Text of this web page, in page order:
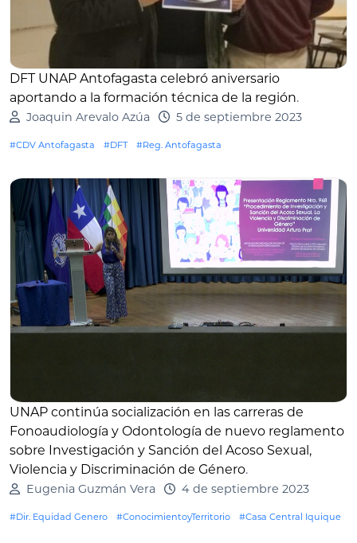
DFT UNAP Antofagasta celebró aniversario
aportando a la formación técnica de la región.
Joaquin Arevalo Azúa 5 de septiembre 2023
#CDV Antofagasta #DFT #Reg. Antofagasta
UNAP continúa socialización en las carreras de
Fonoaudiología y Odontología de nuevo reglamento
sobre Investigación y Sanción del Acoso Sexual,
Violencia y Discriminación de Género.
Eugenia Guzmán Vera 4 de septiembre 2023
#Dir. Equidad Genero #ConocimientoyTerritorio #Casa Central Iquique